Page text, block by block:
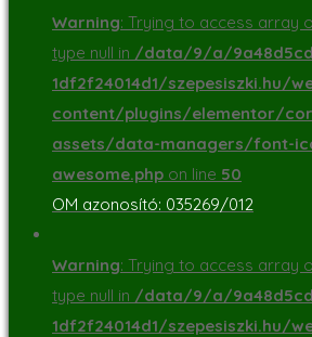
Warning: Trying to access array
type null in /data/9/a/9a48d5cd-
1df2f24014d1/szepesiszki.hu/
content/plugins/elementor/
assets/data-managers/font-
awesome.php on line 50
OM azonosító: 035269/012
Warning: Trying to access array
type null in /data/9/a/9a48d5cd-
1df2f24014d1/szepesiszki.hu/